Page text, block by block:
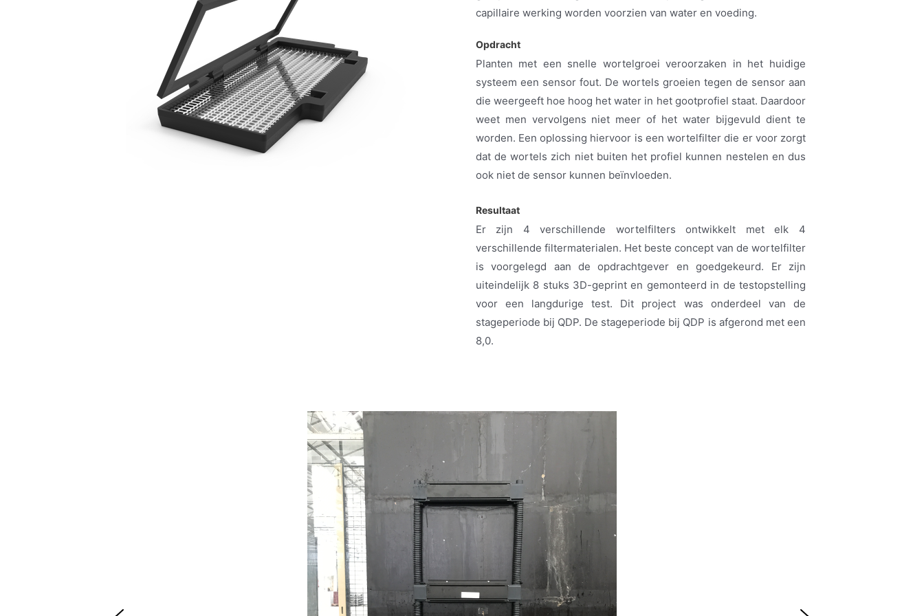
capillaire werking worden voorzien van water en voeding.
Opdracht
Planten met een snelle wortelgroei veroorzaken in het huidige
systeem een sensor fout. De wortels groeien tegen de sensor aan
die weergeeft hoe hoog het water in het gootprofiel staat. Daardoor
weet men vervolgens niet meer of het water bijgevuld dient te
worden. Een oplossing hiervoor is een wortelfilter die er voor zorgt
dat de wortels zich niet buiten het profiel kunnen nestelen en dus
ook niet de sensor kunnen beïnvloeden.
Resultaat
Er zijn 4 verschillende wortelfilters ontwikkelt met elk 4
verschillende filtermaterialen. Het beste concept van de wortelfilter
is voorgelegd aan de opdrachtgever en goedgekeurd. Er zijn
uiteindelijk 8 stuks 3D-geprint en gemonteerd in de testopstelling
voor een langdurige test. Dit project was onderdeel van de
stageperiode bij QDP. De stageperiode bij QDP is afgerond met een
8,0.